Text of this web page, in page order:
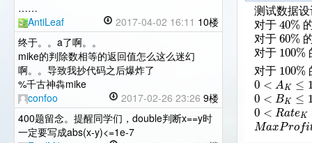
……
AntiLeaf
2017-04-02 16:11 10楼
终于。。a了啊。。
mike的判除数相等的返回值怎么这么迷幻
啊。。导致我抄代码之后爆炸了
%千古神犇mike
confoo
2017-02-26 23:26 9楼
400题留念。提醒同学们，double判断x==y时
一定要写成abs(x-y)<=1e-7
测试数据
对于 40%
对于 60%
对于 100%
对于 100%
0 < AK ≤
0 < BK ≤
0 < RateK
MaxProfi